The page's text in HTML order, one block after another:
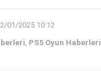
01/2025 10:12
, PS5 Oyun Haberleri